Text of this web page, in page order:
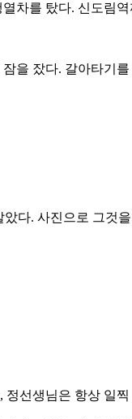
차를 탔다. 신도림
을 잤다. 갈아타기
다. 사진으로 그것
정선생님은 항상 일